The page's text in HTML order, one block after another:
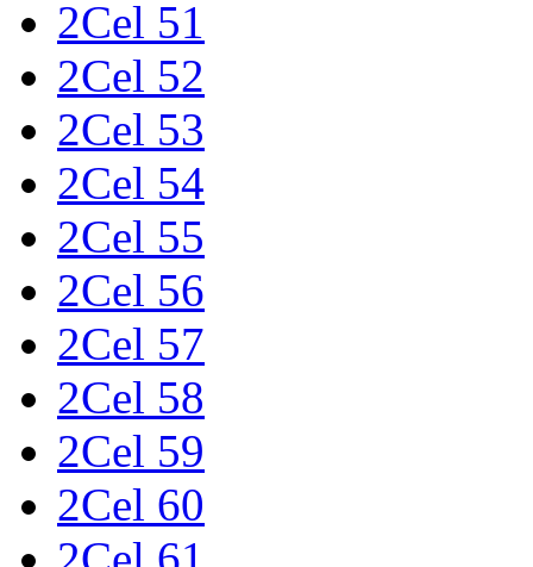
2Cel 51
2Cel 52
2Cel 53
2Cel 54
2Cel 55
2Cel 56
2Cel 57
2Cel 58
2Cel 59
2Cel 60